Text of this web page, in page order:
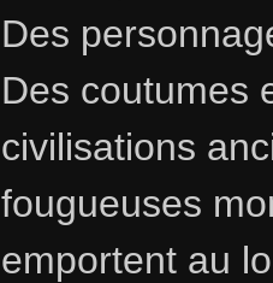
Des
Des coutumes
civilisations
fougueuses
emportent au